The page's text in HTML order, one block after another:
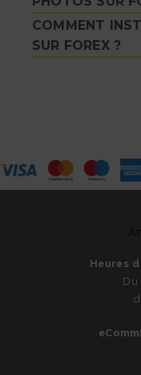
COMMENT
SUR FOREX ?
Heures